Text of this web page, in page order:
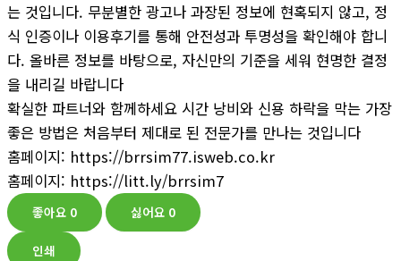
는 것입니다. 무분별한 광고나 과장된 정보에 현혹되지 않고, 정
식 인증이나 이용후기를 통해 안전성과 투명성을 확인해야 합니
다. 올바른 정보를 바탕으로, 자신만의 기준을 세워 현명한 결정
을 내리길 바랍니다
확실한 파트너와 함께하세요 시간 낭비와 신용 하락을 막는 가장
좋은 방법은 처음부터 제대로 된 전문가를 만나는 것입니다
홈페이지: https://brrsim77.isweb.co.kr
홈페이지: https://litt.ly/brrsim7
좋아요 0 싫어요 0
인쇄